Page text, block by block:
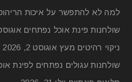
למה לא להתפשר על איכות
שולחנות פינת אוכל נפתחים אוגוסט 3,
ניקוי רהיטים מעץ אוגוסט 2, 2026
שולחנות עגולים נפתחים לפינת